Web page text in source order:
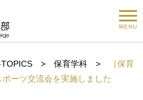
>保育学科 >
［保育
ーツ交流会を実施しました